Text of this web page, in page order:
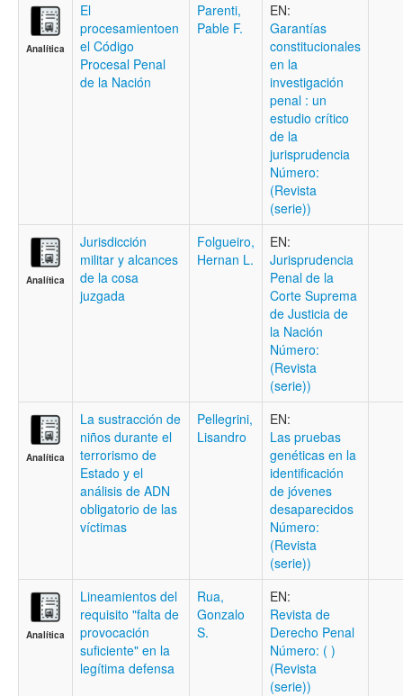
Analítica
El
procesamientoen
el Código
Procesal Penal
de la Nación
Parenti,
Pable F.
EN:
Garantías
constitucionales
en la
investigación
penal : un
estudio crítico
de la
jurisprudencia
Número:
(Revista
(serie))
Analítica
Jurisdicción
militar y alcances
de la cosa
juzgada
Folgueiro,
Hernan L.
EN:
Jurisprudencia
Penal de la
Corte Suprema
de Justicia de
la Nación
Número:
(Revista
(serie))
Analítica
La sustracción de
niños durante el
terrorismo de
Estado y el
análisis de ADN
obligatorio de las
víctimas
Pellegrini,
Lisandro
EN:
Las pruebas
genéticas en la
identificación
de jóvenes
desaparecidos
Número:
(Revista
(serie))
Analítica
Lineamientos del
requisito "falta de
provocación
suficiente" en la
legítima defensa
Rua,
Gonzalo
S.
EN:
Revista de
Derecho Penal
Número: ( )
(Revista
(serie))